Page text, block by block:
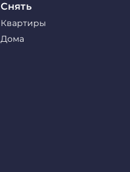
Снять
Квартиры
Дома